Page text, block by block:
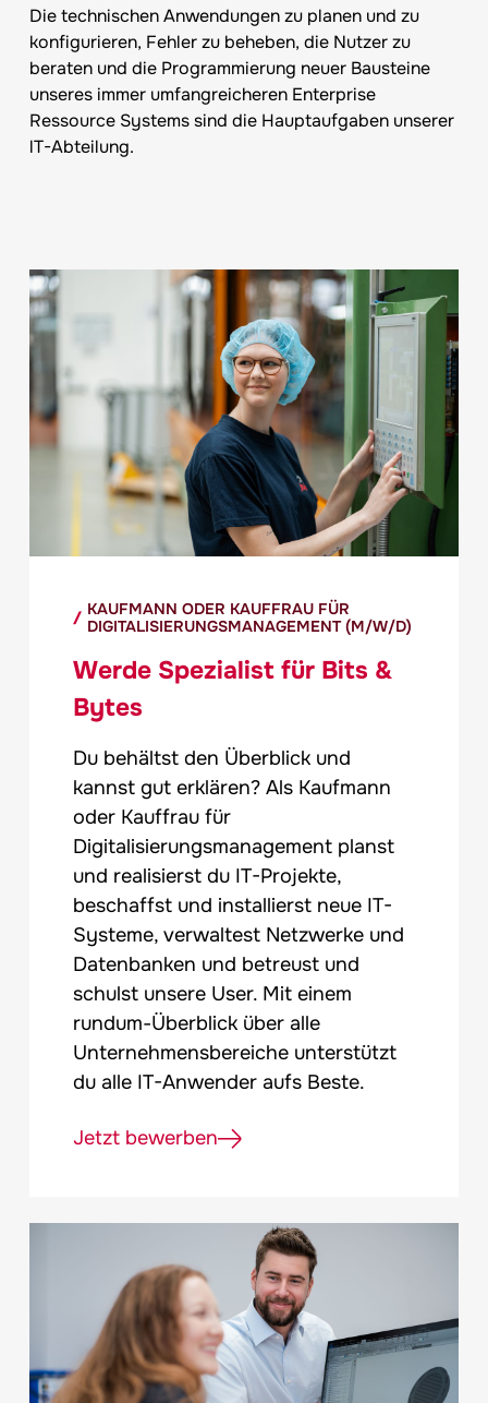
Die technischen Anwendungen zu planen und zu
konfigurieren, Fehler zu beheben, die Nutzer zu
beraten und die Programmierung neuer Bausteine
unseres immer umfangreicheren Enterprise
Ressource Systems sind die Hauptaufgaben unserer
lT-Abteilung.
KAUFMANN ODER KAUFFRAU FÜR
DIGITALISIERUNGSMANAGEMENT (M/W/D)
Werde Spezialist für Bits &
Bytes
Du behältst den Überblick und
kannst gut erklären? Als Kaufmann
oder Kauffrau für
Digitalisierungsmanagement planst
und realisierst du IT-Projekte,
beschaffst und installierst neue IT-
Systeme, verwaltest Netzwerke und
Datenbanken und betreust und
schulst unsere User. Mit einem
rundum-Überblick über alle
Unternehmensbereiche unterstützt
du alle IT-Anwender aufs Beste.
Jetzt bewerben